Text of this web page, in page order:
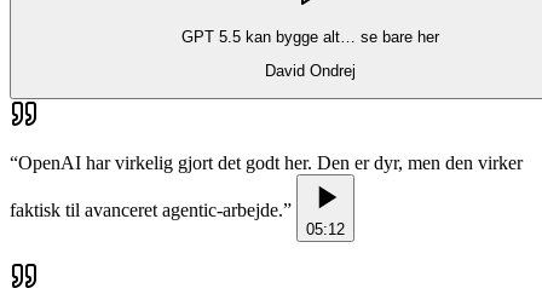
GPT 5.5 kan bygge alt… se bare her
David Ondrej
“OpenAI har virkelig gjort det godt her. Den er dyr, men den virker
faktisk til avanceret agentic-arbejde.”
05:12